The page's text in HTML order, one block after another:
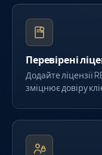
Перевірені
Додайте ліцензії
зміцнює довіру